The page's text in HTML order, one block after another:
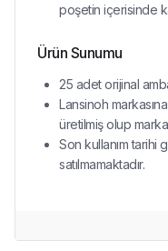
poşetin içerisinde
Ürün Sunumu
25 adet orijinal
Lansinoh
üretilmiş olup
Son kullanım tarihi
satılmamaktadır.